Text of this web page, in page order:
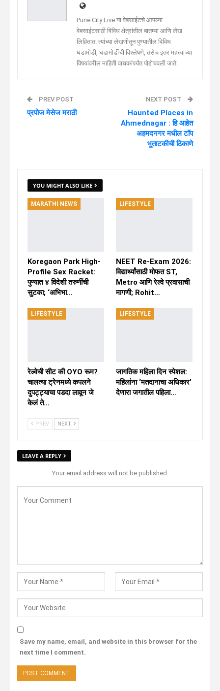
Pune City Live या वेबसाईटचे आपल्या
वेबसाईटसाठी विविध क्षेत्रांतील बातम्या आणि लेख
लिहितात. त्यांच्या लेखणीतून पुण्यातील विविध
घडामोडी, घडामोडींची विश्लेषणे, तसेच इतर महत्त्वाच्या
विषयांवरील माहिती वाचकांपर्यंत पोहोचवली जाते.
PREV POST
प्रपोज मेसेज मराठी
NEXT POST
Haunted Places in
Ahmednagar : हि आहेत
अहमदनगर मधील टॉप
भुताटकीची ठिकाणे
YOU MIGHT ALSO LIKE
MARATHI NEWS
Koregaon Park High-
Profile Sex Racket:
पुण्यात ४ विदेशी तरुणींची
सुटका; ‘अभिभा…
LIFESTYLE
NEET Re-Exam 2026:
विद्यार्थ्यांसाठी मोफत ST,
Metro आणि रेल्वे प्रवासाची
मागणी; Rohit…
LIFESTYLE
रेल्वेची सीट की OYO रूम?
चालत्या ट्रेनमध्ये कपलने
दुपट्ट्याचा पडदा लावून जे
केलं ते…
LIFESTYLE
जागतिक महिला दिन स्पेशल:
महिलांना ‘मतदानाचा अधिकार’
देणारा जगातील पहिला…
PREV NEXT
LEAVE A REPLY
Your email address will not be published.
Save my name, email, and website in this browser for the
next time I comment.